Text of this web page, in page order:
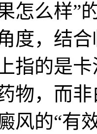
怎么样”
度，结
指的是
物，而
风的“有